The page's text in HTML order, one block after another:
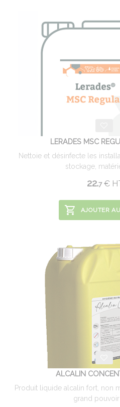
LERADES MSC
Nettoie et désinfecte les
stockage,
22.7 €
AJOUTER
ALCALIN
Produit liquide alcalin fort, non
grand pouvoir